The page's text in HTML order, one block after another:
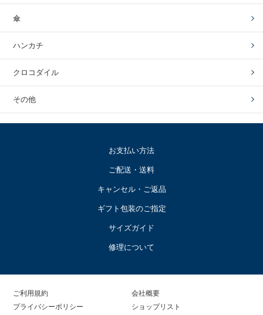
傘
ハンカチ
クロコダイル
その他
お支払い方法
ご配送・送料
キャンセル・ご返品
ギフト包装のご指定
サイズガイド
修理について
ご利用規約
プライバシーポリシー
会社概要
ショップリスト